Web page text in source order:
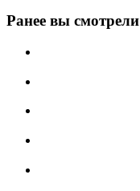
Ранее вы смотрели